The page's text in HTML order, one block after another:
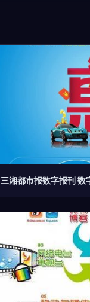
三湘都市报数字报刊 数